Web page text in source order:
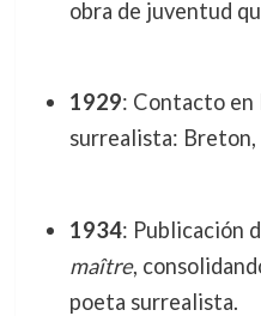
obra de juventud
1929: Contacto en
surrealista: Breton,
1934: Publicación
maître,
poeta surrealista.